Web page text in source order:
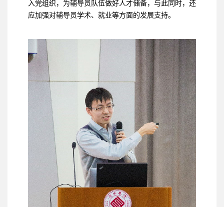
入党组织，为辅导员队伍做好人才储备，与此同时，还
应加强对辅导员学术、就业等方面的发展支持。